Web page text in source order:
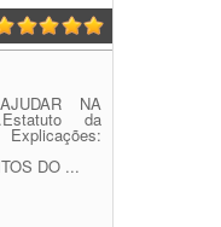
NA
da
DO ...